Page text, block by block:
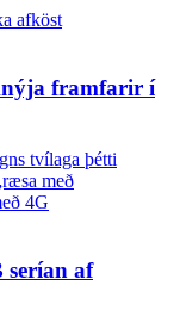
framfarir í
af